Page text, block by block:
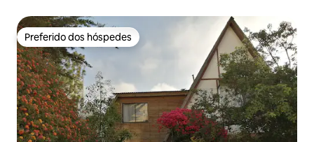
Preferido dos hóspedes
Preferido dos hóspedes